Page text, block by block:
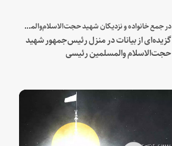
در جمع خانواده و نزدیکان شهید حجت‌الاسلام‌والمسلمین رئیسی:
گزیده‌ای از بیانات در منزل رئیس‌جمهور شهید
حجت‌الاسلام والمسلمین رئیسی